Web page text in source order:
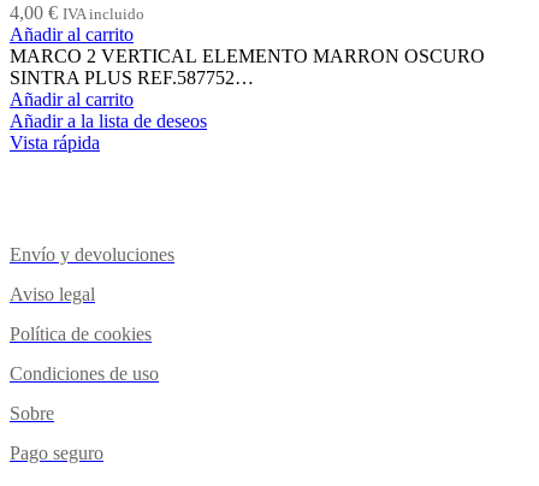
4,00 € IVA incluido
Añadir al carrito
MARCO 2 VERTICAL ELEMENTO MARRON OSCURO
SINTRA PLUS REF.587752…
Añadir al carrito
Añadir a la lista de deseos
Vista rápida
Envío y devoluciones
Aviso legal
Política de cookies
Condiciones de uso
Sobre
Pago seguro